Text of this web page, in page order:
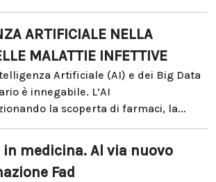
ARTIFICIALE NELLA
MALATTIE INFETTIVE
Artificiale (AI) e dei Big Data
è innegabile. L’AI
la scoperta di farmaci, la...
in medicina. Al via nuovo
Fad